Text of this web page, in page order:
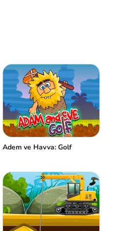
Adem ve Havva: Golf